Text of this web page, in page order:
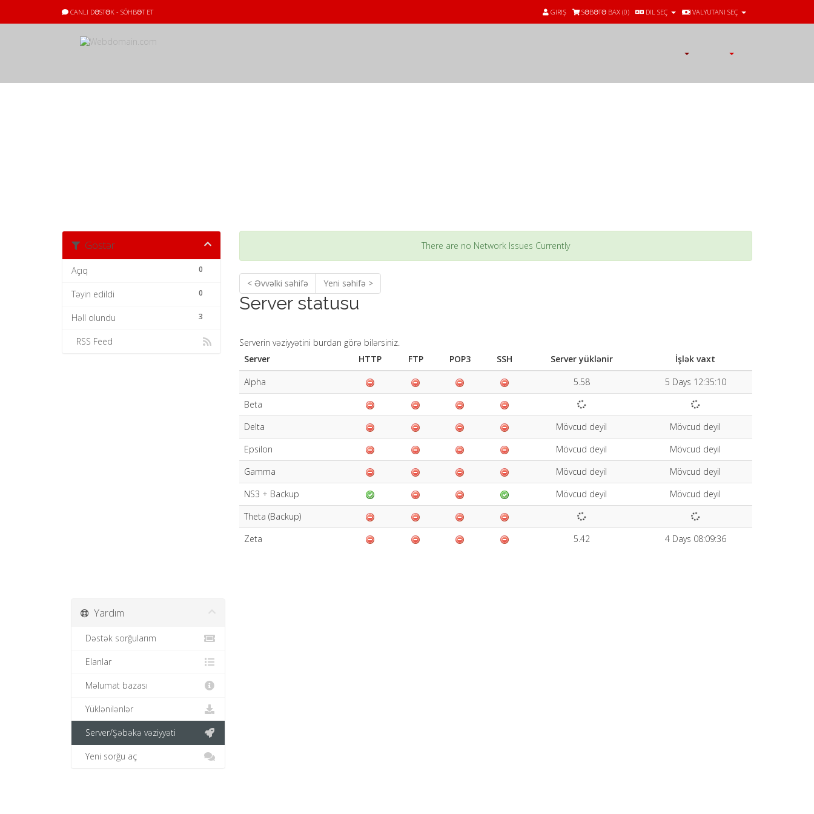
CANLI DƏSTƏK - SÖHBƏT ET VALYUTANI SEÇ
DIL SEÇ
GIRIŞ SƏBƏTƏ BAX (0)
Göstər
0
Açıq
0
Təyin edildi
3
Həll olundu
RSS Feed
There are no Network Issues Currently
< Əvvəlki səhifə Yeni səhifə >
Server statusu
Serverin vəziyyətini burdan görə bilərsiniz.
Server
HTTP FTP POP3 SSH Server yüklənir
İşlək vaxt
Alpha
5.58
5 Days 12:35:10
Beta
Delta
Mövcud deyil
Mövcud deyil
Epsilon
Mövcud deyil
Mövcud deyil
Gamma
Mövcud deyil
Mövcud deyil
NS3 + Backup
Mövcud deyil
Mövcud deyil
Theta (Backup)
Zeta
5.42 4 Days 08:09:36
Yardım
Dəstək sorğularım
Elanlar
Məlumat bazası
Yüklənilənlər
Server/Şəbəkə vəziyyəti
Yeni sorğu aç